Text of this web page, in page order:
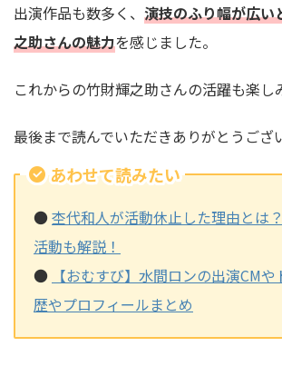
出演作品も数多く、 演技のふり幅が広い
之助さんの魅力を感じました。
これからの竹財輝之助さんの活躍も楽し
最後まで読んでいただきありがとうござ
あわせて読みたい
●杢代和人が活動休止した理由とは
活動も解説！
● 【おむすび】水間ロンの出演CM
歴やプロフィールまとめ